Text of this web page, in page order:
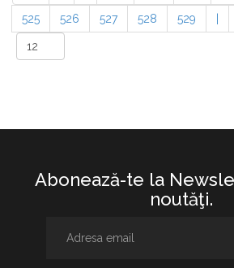
525 526 527 528 529
Abonează-te la
noutăţi.